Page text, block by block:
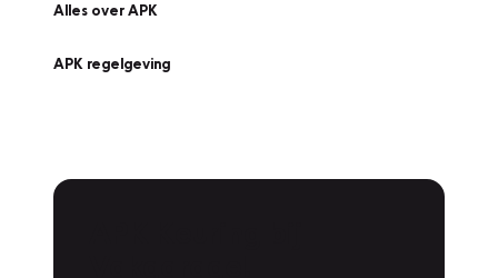
Alles over APK
APK regelgeving